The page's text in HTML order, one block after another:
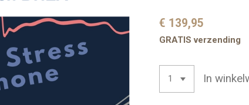
€ 139,95
GRATIS verzending
In